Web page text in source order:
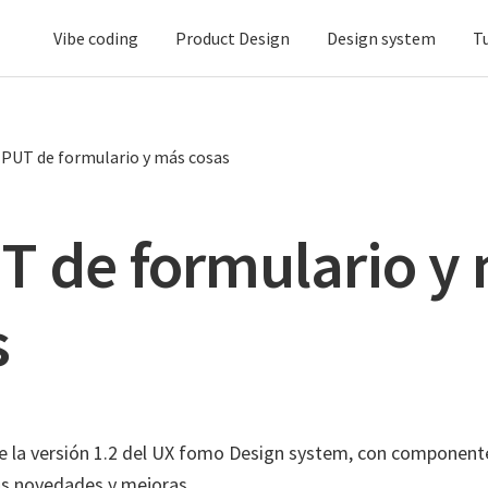
Vibe coding Product Design Design system
de formulario y más cosas
de formulario y
la versión 1.2 del UX fomo Design system, con